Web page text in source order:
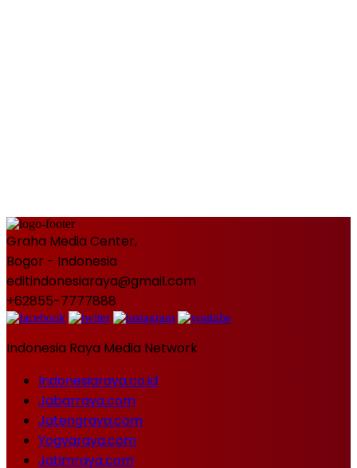
Graha Media Center,
Bogor - Indonesia
editindonesiaraya@gmail.com
+62855-7777888
Indonesia Raya Media Network
Indonesiaraya.co.id
Jabarraya.com
Jatengraya.com
Yogyaraya.com
Jatimraya.com